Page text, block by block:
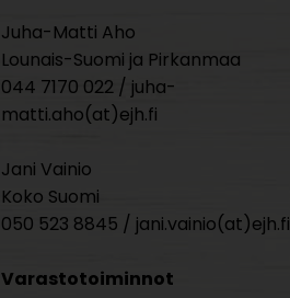
Juha-Matti Aho
Lounais-Suomi ja Pirkanmaa
044 7170 022 / juha-
matti.aho(at)ejh.fi
Jani Vainio
Koko Suomi
050 523 8845 / jani.vainio(at)ejh.fi
Varastotoiminnot